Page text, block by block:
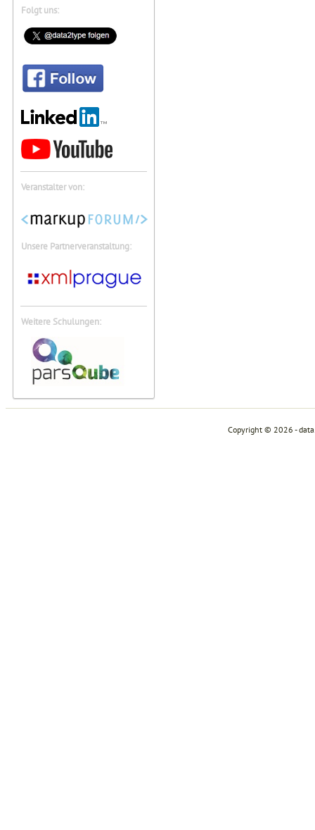
Folgt uns:
Veranstalter von:
Unsere Partnerveranstaltung:
Weitere Schulungen:
Copyright © 2026 -